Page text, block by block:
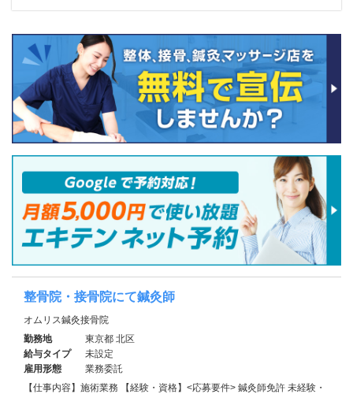
整骨院・接骨院にて鍼灸師
オムリス鍼灸接骨院
勤務地
東京都 北区
給与タイプ
未設定
雇用形態
業務委託
【仕事内容】施術業務 【経験・資格】<応募要件> 鍼灸師免許 未経験・